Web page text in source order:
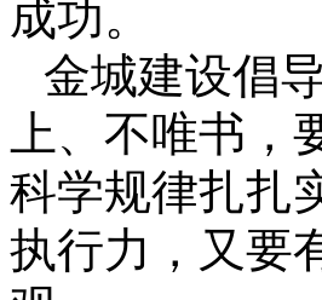
成功。
金城建设倡
上、不唯书
科学规律扎扎
执行力，又要